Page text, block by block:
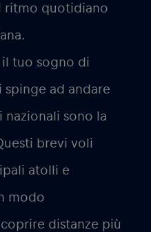
ritmo quotidiano
il tuo sogno di
spinge ad andare
sono la
brevi voli
atolli e
modo
distanze più